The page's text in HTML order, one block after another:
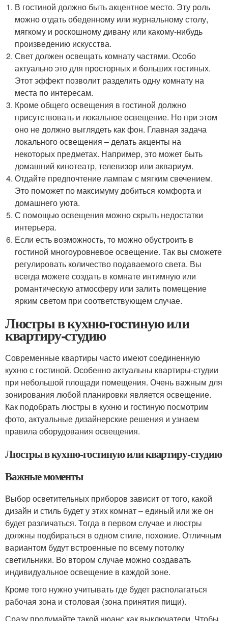
В гостиной должно быть акцентное место. Эту роль
можно отдать обеденному или журнальному столу,
мягкому и роскошному дивану или какому-нибудь
произведению искусства.
Свет должен освещать комнату частями. Особо
актуально это для просторных и больших гостиных.
Этот эффект позволит разделить одну комнату на
места по интересам.
Кроме общего освещения в гостиной должно
присутствовать и локальное освещение. Но при этом
оно не должно выглядеть как фон. Главная задача
локального освещения – делать акценты на
некоторых предметах. Например, это может быть
домашний кинотеатр, телевизор или аквариум.
Отдайте предпочтение лампам с мягким свечением.
Это поможет по максимуму добиться комфорта и
домашнего уюта.
С помощью освещения можно скрыть недостатки
интерьера.
Если есть возможность, то можно обустроить в
гостиной многоуровневое освещение. Так вы сможете
регулировать количество подаваемого света. Вы
всегда можете создать в комнате интимную или
романтическую атмосферу или залить помещение
ярким светом при соответствующем случае.
Люстры в кухню-гостиную или
квартиру-студию
Современные квартиры часто имеют соединенную
кухню с гостиной. Особенно актуальны квартиры-студии
при небольшой площади помещения. Очень важным для
зонирования любой планировки является освещение.
Как подобрать люстры в кухню и гостиную посмотрим
фото, актуальные дизайнерские решения и узнаем
правила оборудования освещения.
Люстры в кухню-гостиную или квартиру-студию
Важные моменты
Выбор осветительных приборов зависит от того, какой
дизайн и стиль будет у этих комнат – единый или же он
будет различаться. Тогда в первом случае и люстры
должны подбираться в одном стиле, похожие. Отличным
вариантом будут встроенные по всему потолку
светильники. Во втором случае можно создавать
индивидуальное освещение в каждой зоне.
Кроме того нужно учитывать где будет располагаться
рабочая зона и столовая (зона принятия пищи).
Сразу продумайте такой нюанс как выключатели. Чтобы